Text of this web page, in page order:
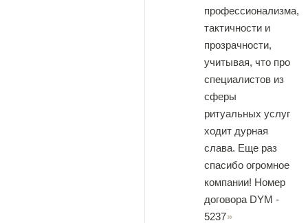
профессионализма,
тактичности и
прозрачности,
учитывая, что про
специалистов из
сферы
ритуальных услуг
ходит дурная
слава. Еще раз
спасибо огромное
компании! Номер
договора DYM -
5237